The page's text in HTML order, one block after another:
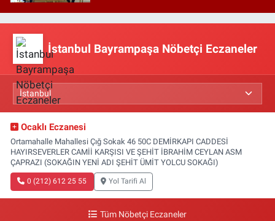
İstanbul Bayrampaşa Nöbetçi Eczaneler
Ocaklı Eczanesi
Ortamahalle Mahallesi Çığ Sokak 46 50C DEMİRKAPI CADDESİ
HAYIRSEVERLER CAMİİ KARŞISI VE ŞEHİT İBRAHİM CEYLAN ASM
ÇAPRAZI (SOKAĞIN YENİ ADI ŞEHİT ÜMİT YOLCU SOKAĞI)
0 (212) 612 25 55 Yol Tarifi Al
Tüm Nöbetçi Eczaneler